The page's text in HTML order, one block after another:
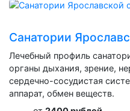
Санатории
Лечебный профиль
органы дыхания, зрение,
сердечно-сосудистая
аппарат, обмен веществ.